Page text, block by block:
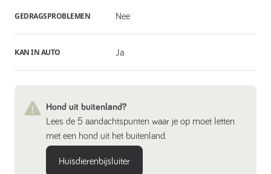
GEDRAGSPROBLEMEN Nee
KAN IN AUTO Ja
Hond uit buitenland?
Lees de 5 aandachtspunten waar je op moet letten
met een hond uit het buitenland.
Huisdierenbijsluiter